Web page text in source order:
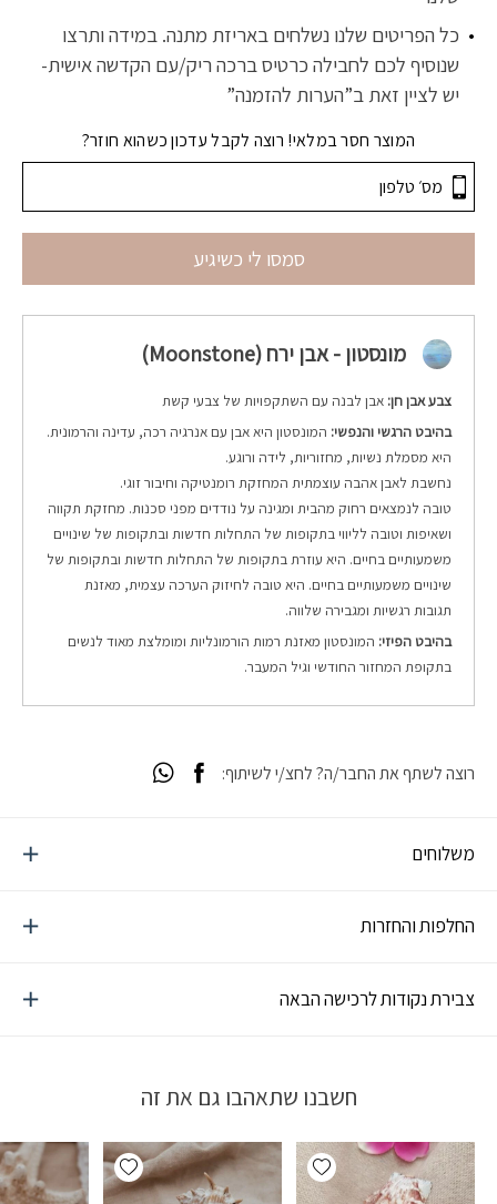
כל הפריטים שלנו נשלחים באריזת מתנה. במידה ותרצו
שנוסיף לכם לחבילה כרטיס ברכה ריק/עם הקדשה אישית-
יש לציין זאת ב”הערות להזמנה”
המוצר חסר במלאי! רוצה לקבל עדכון כשהוא חוזר?
סמסו לי כשיגיע
מונסטון - אבן ירח (Moonstone)
צבע אבן חן: אבן לבנה עם השתקפויות של צבעי קשת
בהיבט הרגשי והנפשי: המונסטון היא אבן עם אנרגיה רכה, עדינה והרמונית.
היא מסמלת נשיות, מחזוריות, לידה ורוגע.
נחשבת לאבן אהבה עוצמתית המחזקת רומנטיקה וחיבור זוגי.
טובה לנמצאים רחוק מהבית ומגינה על נודדים מפני סכנות. מחזקת תקווה
ושאיפות וטובה לליווי בתקופות של התחלות חדשות ובתקופות של שינויים
משמעותיים בחיים. היא עוזרת בתקופות של התחלות חדשות ובתקופות של
שינויים משמעותיים בחיים. היא טובה לחיזוק הערכה עצמית, מאזנת
תגובות רגשיות ומגבירה שלווה.
בהיבט הפיזי: המונסטון מאזנת רמות הורמונליות ומומלצת מאוד לנשים
בתקופת המחזור החודשי וגיל המעבר.
משלוחים
החלפות והחזרות
צבירת נקודות לרכישה הבאה
רוצה לשתף את החבר/ה? לחצ/י לשיתוף:
חשבנו שתאהבו גם את זה
Add wishlist
Add wishlist